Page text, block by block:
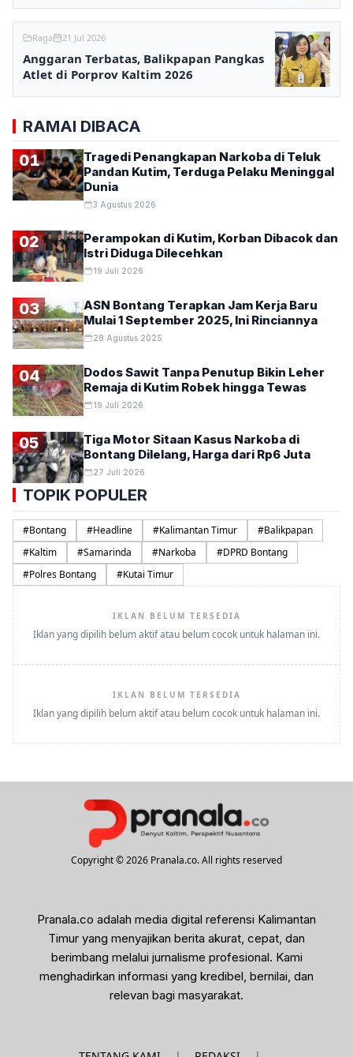
Raga 21 Jul 2026
Anggaran Terbatas, Balikpapan Pangkas
Atlet di Porprov Kaltim 2026
RAMAI DIBACA
01
Tragedi Penangkapan Narkoba di Teluk
Pandan Kutim, Terduga Pelaku Meninggal
Dunia
3 Agustus 2026
02
Perampokan di Kutim, Korban Dibacok dan
Istri Diduga Dilecehkan
19 Juli 2026
03
ASN Bontang Terapkan Jam Kerja Baru
Mulai 1 September 2025, Ini Rinciannya
28 Agustus 2025
04
Dodos Sawit Tanpa Penutup Bikin Leher
Remaja di Kutim Robek hingga Tewas
19 Juli 2026
05
Tiga Motor Sitaan Kasus Narkoba di
Bontang Dilelang, Harga dari Rp6 Juta
27 Juli 2026
TOPIK POPULER
#Bontang #Headline #Kalimantan Timur #Balikpapan
#Kaltim #Samarinda #Narkoba #DPRD Bontang
#Polres Bontang #Kutai Timur
IKLAN BELUM TERSEDIA
Iklan yang dipilih belum aktif atau belum cocok untuk halaman ini.
IKLAN BELUM TERSEDIA
Iklan yang dipilih belum aktif atau belum cocok untuk halaman ini.
Copyright © 2026 Pranala.co. All rights reserved
Pranala.co adalah media digital referensi Kalimantan
Timur yang menyajikan berita akurat, cepat, dan
berimbang melalui jurnalisme profesional. Kami
menghadirkan informasi yang kredibel, bernilai, dan
relevan bagi masyarakat.